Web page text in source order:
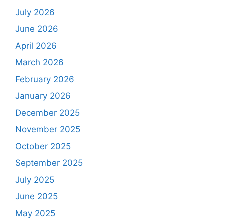
July 2026
June 2026
April 2026
March 2026
February 2026
January 2026
December 2025
November 2025
October 2025
September 2025
July 2025
June 2025
May 2025